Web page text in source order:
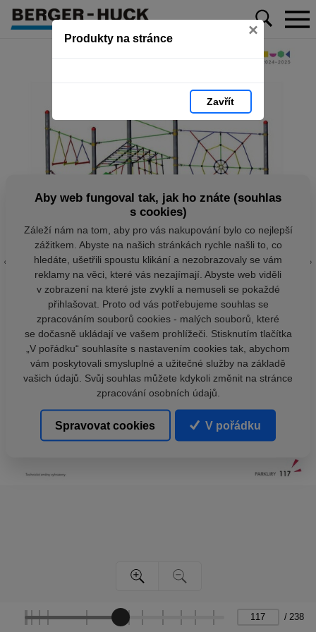
Produkty na stránce ×
Zavřít
/ 238
Aby web fungoval tak, jak ho znáte (souhlas
s cookies)
Záleží nám na tom, aby pro vás nakupování bylo co nejlepší
zážitkem. Abyste na našich stránkách rychle našli to, co
hledáte, ušetřili spoustu klikání a nezobrazovaly se vám
reklamy na věci, které vás nezajímají. Abyste web viděli
v zobrazení na které jste zvyklí a nemuseli se pokaždé
přihlašovat. Proto od vás potřebujeme souhlas se
zpracováním souborů cookies - malých souborů, které
se dočasně ukládají ve vašem prohlížeči. Stisknutím tlačítka
„V pořádku“ souhlasíte s nastavením cookies tak, abychom
vám poskytovali smysluplné a užitečné služby na základě
vašich údajů. Svůj souhlas můžete kdykoli změnit na stránce
zpracování osobních údajů.
Spravovat cookies V pořádku